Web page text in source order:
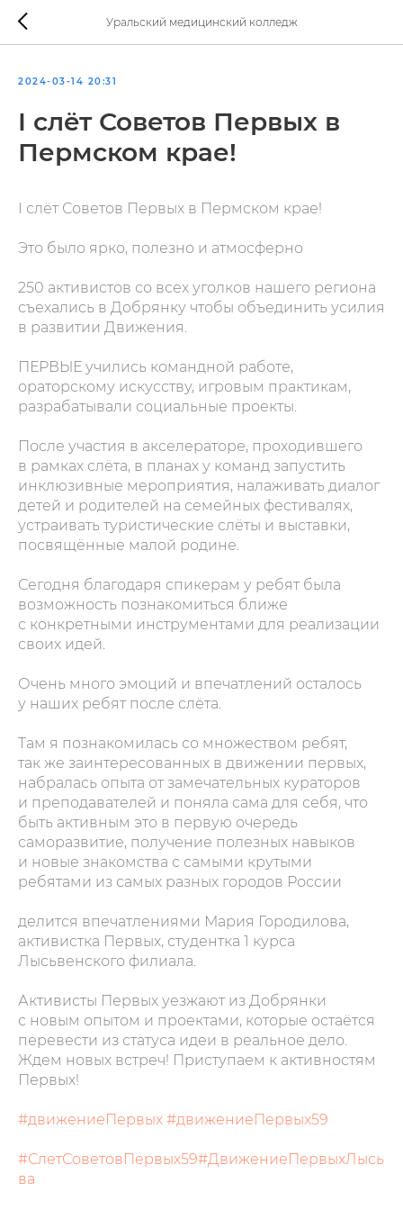
Уральский медицинский колледж
2024-03-14 20:31
I слёт Советов Первых в
Пермском крае!
I слёт Советов Первых в Пермском крае!
Это было ярко, полезно и атмосферно
250 активистов со всех уголков нашего региона
съехались в Добрянку чтобы объединить усилия
в развитии Движения.
ПЕРВЫЕ учились командной работе,
ораторскому искусству, игровым практикам,
разрабатывали социальные проекты.
После участия в акселераторе, проходившего
в рамках слёта, в планах у команд запустить
инклюзивные мероприятия, налаживать диалог
детей и родителей на семейных фестивалях,
устраивать туристические слёты и выставки,
посвящённые малой родине.
Сегодня благодаря спикерам у ребят была
возможность познакомиться ближе
с конкретными инструментами для реализации
своих идей.
Очень много эмоций и впечатлений осталось
у наших ребят после слёта.
Там я познакомилась со множеством ребят,
так же заинтересованных в движении первых,
набралась опыта от замечательных кураторов
и преподавателей и поняла сама для себя, что
быть активным это в первую очередь
саморазвитие, получение полезных навыков
и новые знакомства с самыми крутыми
ребятами из самых разных городов России
делится впечатлениями Мария Городилова,
активистка Первых, студентка 1 курса
Лысьвенского филиала.
Активисты Первых уезжают из Добрянки
с новым опытом и проектами, которые остаётся
перевести из статуса идеи в реальное дело.
Ждем новых встреч! Приступаем к активностям
Первых!
#движениеПервых #движениеПервых59
#СлетСоветовПервых59#ДвижениеПервыхЛысь
ва